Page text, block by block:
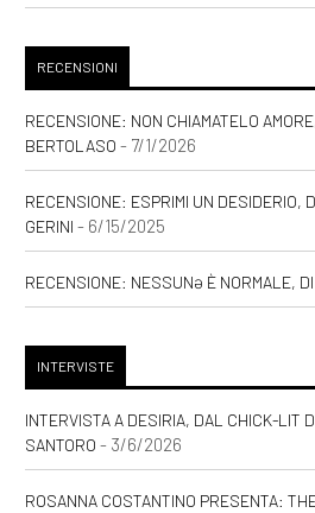
Sara Rattaro: pagina
Febbraio 2021
[24]Zucchero
Valentina Pelliccia:
Settembre 2020
[03]
Il risveglio della
Andrea Riccardo
pagina 69
RECENSIONI
RECENSIONE: NON CHIAMATELO
BERTOLASO - 7/1/2026
RECENSIONE: ESPRIMI UN DESIDERIO,
GERINI - 6/15/2025
RECENSIONE: NESSUNƏ È NORMALE,
INTERVISTE
INTERVISTA A DESIRIA, DAL CHICK-LIT
SANTORO - 3/6/2026
ROSANNA COSTANTINO PRESENTA: